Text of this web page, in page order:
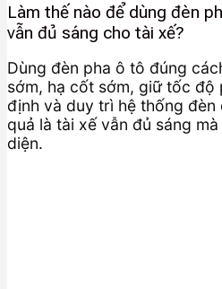
Làm thế nào để dùng đèn
vẫn đủ sáng cho tài xế?
Dùng đèn pha ô tô đúng
sớm, hạ cốt sớm, giữ tốc độ
định và duy trì hệ thống
quả là tài xế vẫn đủ sáng
diện.